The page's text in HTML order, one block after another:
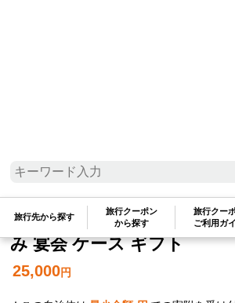
旅行先から探す
旅行クーポン
から探す
旅行クー
ご利用ガ
キリン グッドエール 500ml
山市工場産＞ | KIRIN 麒麟
ル 定期便 お酒 晩酌 飲み会
み 宴会 ケース ギフト
25,000円